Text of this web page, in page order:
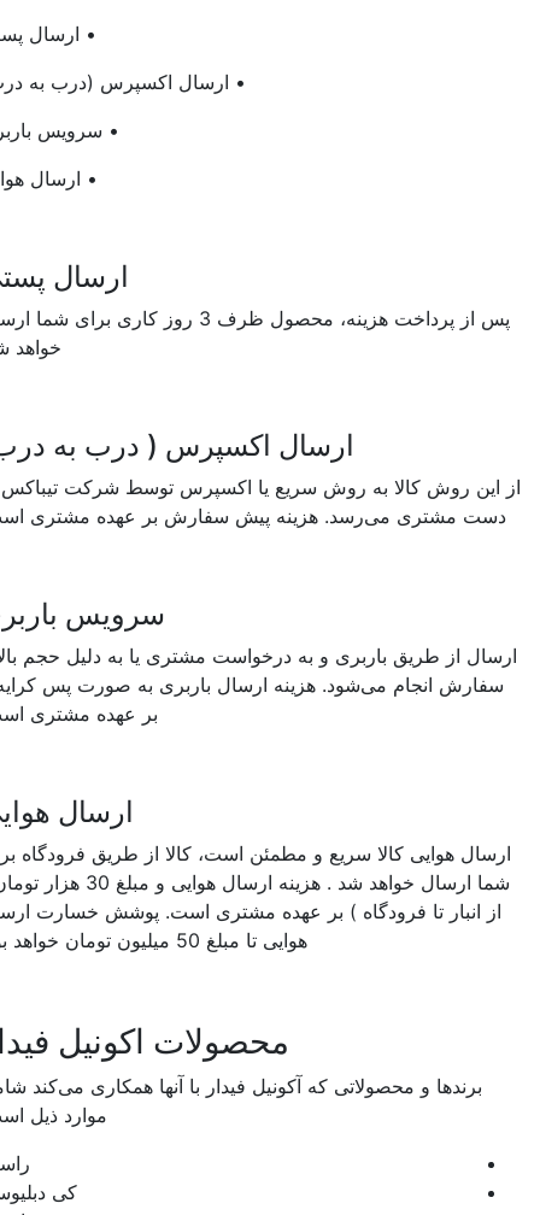
• ارسال پستی
• ارسال اکسپرس (درب به درب)
• سرویس باربری
• ارسال هوایی
ارسال پستی
پس از پرداخت هزینه، محصول ظرف 3 روز کاری برای شما ارسال
خواهد شد.
ارسال اکسپرس ( درب به درب)
این روش کالا به روش سریع یا اکسپرس توسط شرکت تیباکس به
مشتری می‌رسد. هزینه پیش سفارش بر عهده مشتری است.
سرویس باربری
از طریق باربری و به درخواست مشتری یا به دلیل حجم بالای
سفارش انجام می‌شود. هزینه ارسال باربری به صورت پس کرایه و
بر عهده مشتری است.
ارسال هوایی
هوایی کالا سریع و مطمئن است، کالا از طریق فرودگاه برای
شما ارسال خواهد شد . هزینه ارسال هوایی و مبلغ 30 هزار تومان (
از انبار تا فرودگاه ) بر عهده مشتری است. پوشش خسارت ارسال
هوایی تا مبلغ 50 میلیون تومان خواهد بود.
محصولات اکونیل فیدار
برندها و محصولاتی که آکونیل فیدار با آنها همکاری می‌کند شامل
موارد ذیل است:
راسان
کی دبلیوسی